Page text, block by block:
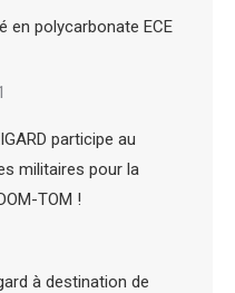
en polycarbonate ECE
participe au
militaires pour la
TOM !
à destination de